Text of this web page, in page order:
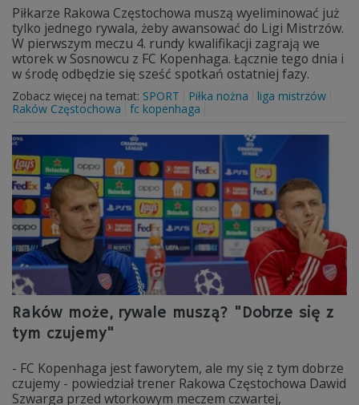
Piłkarze Rakowa Częstochowa muszą wyeliminować już
tylko jednego rywala, żeby awansować do Ligi Mistrzów.
W pierwszym meczu 4. rundy kwalifikacji zagrają we
wtorek w Sosnowcu z FC Kopenhaga. Łącznie tego dnia i
w środę odbędzie się sześć spotkań ostatniej fazy.
Zobacz więcej na temat: SPORT Piłka nożna
liga mistrzów
Raków Częstochowa
fc kopenhaga
Raków może, rywale muszą? "Dobrze się z
tym czujemy"
- FC Kopenhaga jest faworytem, ale my się z tym dobrze
czujemy - powiedział trener Rakowa Częstochowa Dawid
Szwarga przed wtorkowym meczem czwartej,